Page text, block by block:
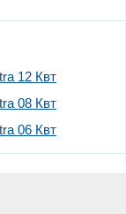
12 Квт
08 Квт
06 Квт